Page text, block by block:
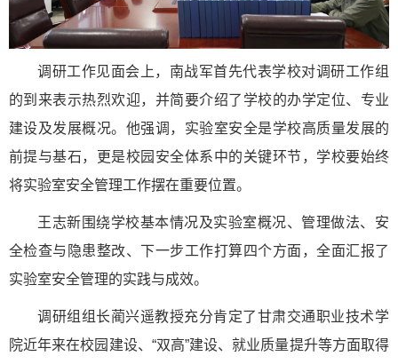
调研工作见面会上，南战军首先代表学校对调研工作组
的到来表示热烈欢迎，并简要介绍了学校的办学定位、专业
建设及发展概况。他强调，实验室安全是学校高质量发展的
前提与基石，更是校园安全体系中的关键环节，学校要始终
将实验室安全管理工作摆在重要位置。
王志新围绕学校基本情况及实验室概况、管理做法、安
全检查与隐患整改、下一步工作打算四个方面，全面汇报了
实验室安全管理的实践与成效。
调研组组长蔺兴遥教授充分肯定了甘肃交通职业技术学
院近年来在校园建设、“双高”建设、就业质量提升等方面取得